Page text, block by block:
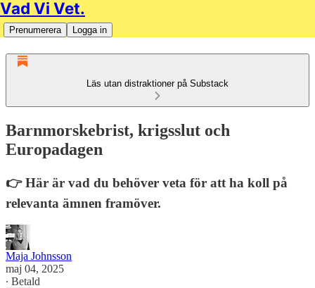
Vad Vi Vet.
Prenumerera Logga in
Läs utan distraktioner på Substack
Barnmorskebrist, krigsslut och
Europadagen
👉 Här är vad du behöver veta för att ha koll på
relevanta ämnen framöver.
Maja Johnsson
maj 04, 2025
∙ Betald